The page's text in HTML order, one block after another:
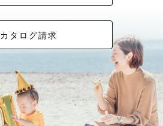
カタログ請求